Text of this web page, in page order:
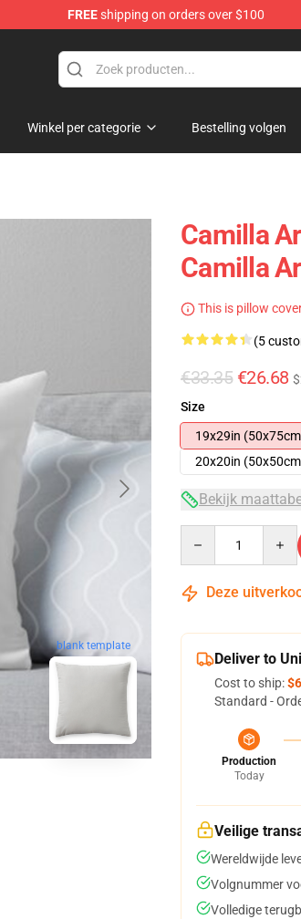
FREEshipping on orders over $100
Winkel per categorie Bestelling volgen
blank template
Camilla
Camilla
This is pillow
(5
€33.35 €26.68
Size
19x29in
20x20in
Bekijk
Deze
Deliver to
Cost to ship:
Standard -
Production
Today
Veilige
Wereldwijde
Volgnummer
Volledige